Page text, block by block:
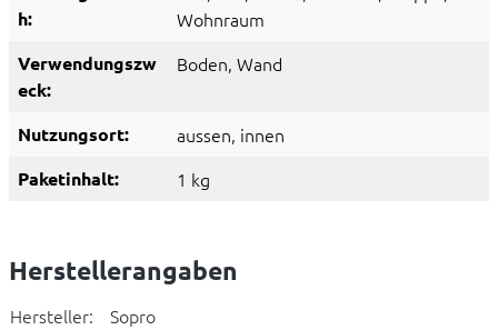
h:
Wohnraum
Verwendungszw
eck:
Boden, Wand
Nutzungsort: aussen, innen
Paketinhalt: 1 kg
Herstellerangaben
Hersteller:
Sopro